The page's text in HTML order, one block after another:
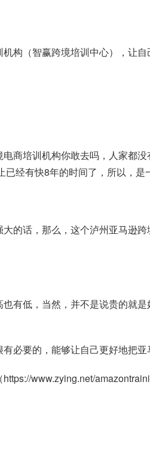
构（智赢跨境培训中心），让
商培训机构你敢去吗，人家都
经有快8年的时间了，所以，是
的话，那么，这个泸州亚马逊
有低，当然，并不是说贵的就
要的，能够让自己更好地把亚
https://www.zying.net/